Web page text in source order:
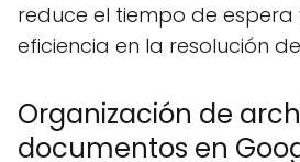
reduce el tiempo de espera
eficiencia en la resolución
Organización de
documentos en